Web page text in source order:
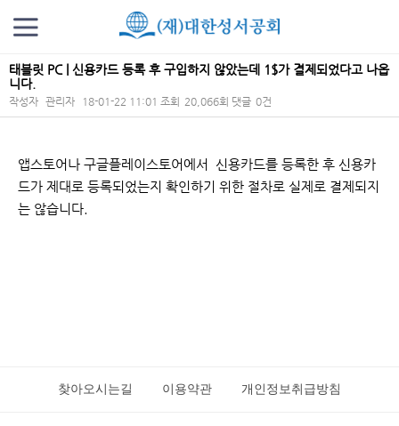
태블릿 PC | 신용카드 등록 후 구입하지 않았는데 1$가 결제되었다고 나옵
니다.
작성자 관리자 18-01-22 11:01 조회 20,066회 댓글 0건
앱스토어나 구글플레이스토어에서 신용카드를 등록한 후 신용카
드가 제대로 등록되었는지 확인하기 위한 절차로 실제로 결제되지
는 않습니다.
찾아오시는길 이용약관 개인정보취급방침